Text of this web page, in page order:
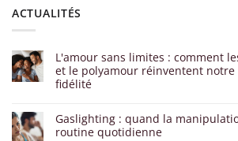
ACTUALITÉS
L'amour sans limites : comment
et le polyamour réinventent
fidélité
Gaslighting : quand la
routine quotidienne